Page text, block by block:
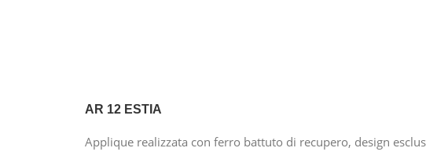
AR 12 ESTIA
Applique realizzata con ferro battuto di recupero, design